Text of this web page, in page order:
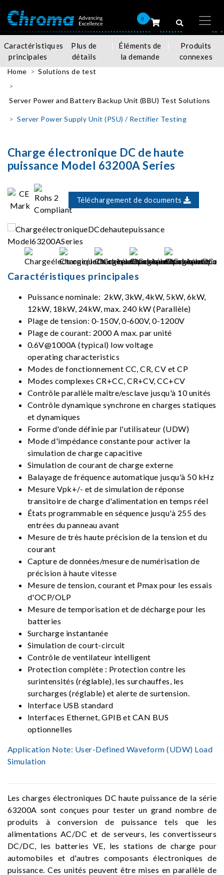
0
Caractéristiques
principales
Plus de
détails
Éléments de
la demande
Produits
connexes
Home Solutions de test
Server Power and Battery Backup Unit (BBU) Test Solutions
Server Power Supply Unit (PSU) / Rectifier Testing
Charge électronique DC de haute
puissance Model 63200A Series
Téléchargement de documents
Caractéristiques principales
Puissance nominale: 2kW, 3kW, 4kW, 5kW, 6kW,
12kW, 18kW, 24kW, max. 240 kW (Parallèle)
Plage de tension: 0-150V, 0-600V, 0-1200V
Plage de courant: 2000 A max. par unité
0.6V@1000A (typical) low voltage
operating characteristics
Modes de fonctionnement CC, CR, CV et CP
Modes complexes CR+CC, CR+CV, CC+CV
Contrôle parallèle maître/esclave jusqu'à 10 unités
Contrôle dynamique synchrone en charges statiques
et dynamiques
Forme d'onde définie par l'utilisateur (UDW)
Mode d'impédance constante pour activer la
simulation de charge capacitive
Simulation de courant de charge externe
Balayage de fréquence automatique jusqu'à 50 kHz
Mesure Vpk+/- et de simulation de réponse
transitoire de charge d'alimentation en temps réel
États programmable en séquence jusqu'à 255 des
entrées du panneau avant
Mesure de très haute précision de la tension et du
courant
Capture de données/mesure de numérisation de
précision à haute vitesse
Mesure de tension, courant et Pmax pour les essais
d'OCP/OLP
Mesure de temporisation et de décharge pour les
batteries
Surcharge instantanée
Simulation de court-circuit
Contrôle de ventilateur intelligent
Protection complète : Protection contre les
surintensités (réglable), les surchauffes, les
surcharges (réglable) et alerte de surtension.
Interface USB standard
Interfaces Ethernet, GPIB et CAN BUS
optionnelles
Application Note: User-Defined Waveform (UDW) Load
Simulation
Les charges électroniques DC haute puissance de la série
63200A sont conçues pour tester un grand nombre de
produits à conversion de puissance tels que les
alimentations AC/DC et de serveurs, les convertisseurs
DC/DC, les batteries VE, les stations de charge pour
automobiles et d'autres composants électroniques de
puissance. Ces unités peuvent être mises en parallèle de